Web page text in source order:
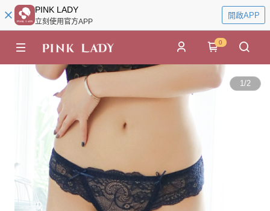
PINK LADY
立刻使用官方APP
開啟APP
0
1/2